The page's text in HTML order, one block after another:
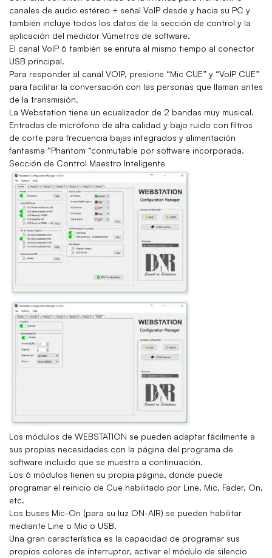
canales de audio estéreo + señal VoIP desde y hacia su PC y
también incluye todos los datos de la sección de control y la
aplicación del medidor Vúmetros de software.
El canal VoIP 6 también se enruta al mismo tiempo al conector
USB principal.
Para responder al canal VOIP, presione “Mic CUE” y “VoIP CUE”
para facilitar la conversación con las personas que llaman antes
de la transmisión.
La Webstation tiene un ecualizador de 2 bandas muy musical.
Entradas de micrófono de alta calidad y bajo ruido con filtros
de corte para frecuencia bajas integrados y alimentación
fantasma “Phantom “conmutable por software incorporada.
Sección de Control Maestro Inteligente
Los módulos de WEBSTATION se pueden adaptar fácilmente a
sus propias necesidades con la página del programa de
software incluido que se muestra a continuación.
Los 6 módulos tienen su propia página, donde puede
programar el reinicio de Cue habilitado por Line, Mic, Fader, On,
etc.
Los buses Mic-On (para su luz ON-AIR) se pueden habilitar
mediante Line o Mic o USB.
Una gran característica es la capacidad de programar sus
propios colores de interruptor, activar el módulo de silencio